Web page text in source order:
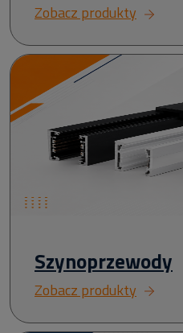
Zobacz produkty
Szynoprzewody
Zobacz produkty